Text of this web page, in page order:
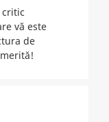
critic
vă este
de